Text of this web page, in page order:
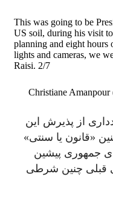
This was going to be
US soil, during his visit
planning and eight hours
lights and cameras, we
Raisi. 2/7
از پذیرش این
«قانون یا سنتی»
جمهوری پیشین
قبلی چنین شرطی